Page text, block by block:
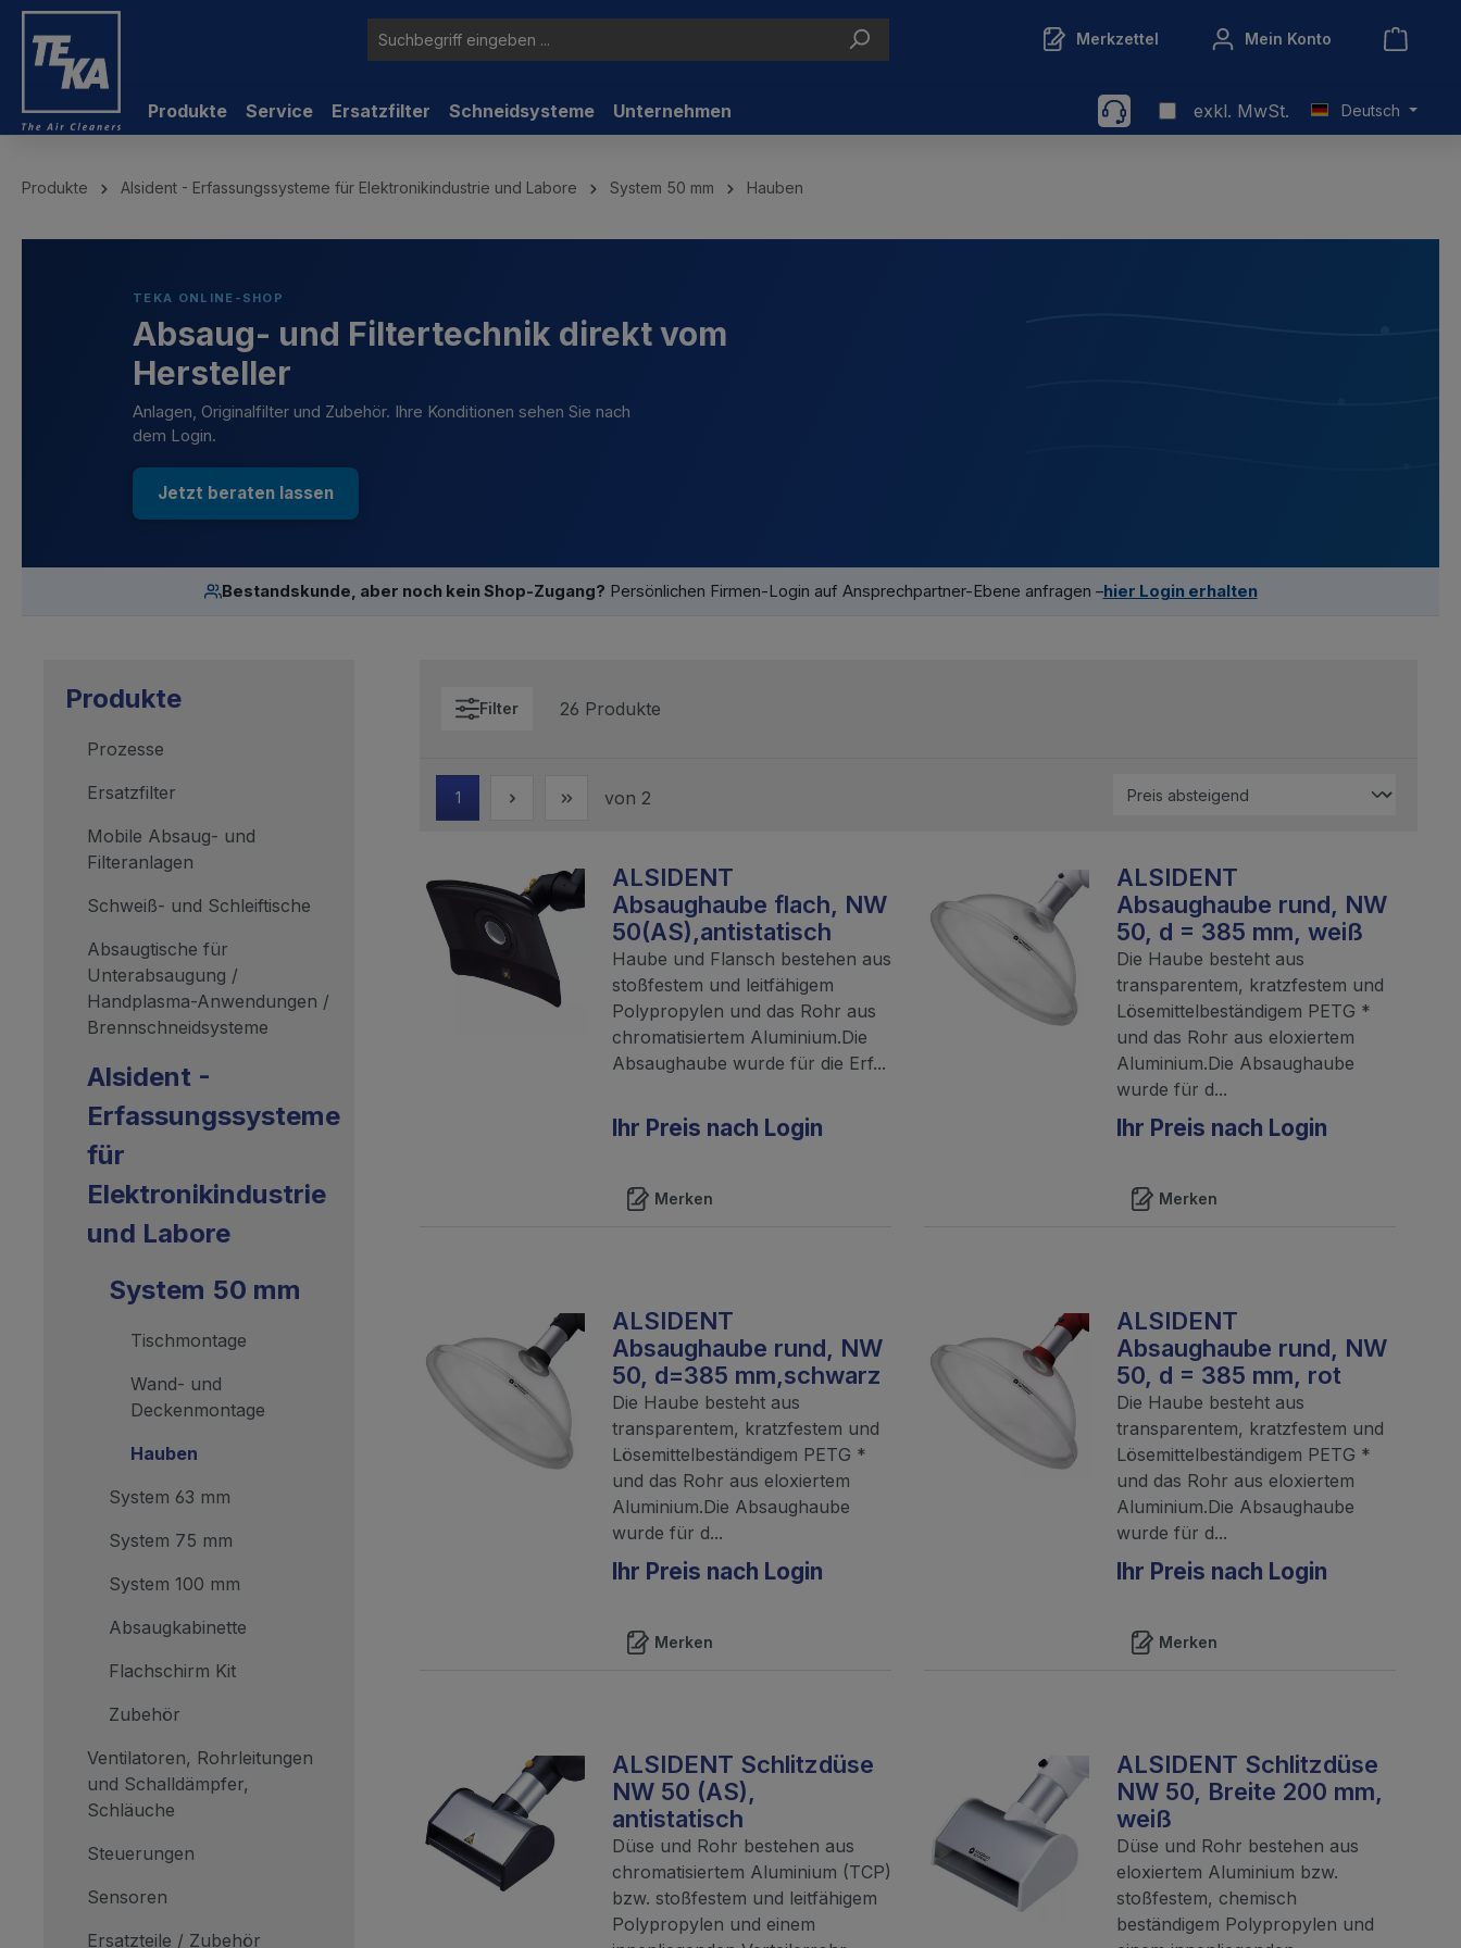
Merkzettel Mein Konto
Produkte Service Ersatzfilter Schneidsysteme Unternehmen exkl. MwSt. Deutsch
Produkte Alsident - Erfassungssysteme für Elektronikindustrie und Labore System 50 mm Hauben
TEKA ONLINE-SHOP
Absaug- und Filtertechnik direkt vom
Hersteller
Anlagen, Originalfilter und Zubehör. Ihre Konditionen sehen Sie nach
dem Login.
Jetzt beraten lassen
Bestandskunde, aber noch kein Shop-Zugang? Persönlichen Firmen-Login auf Ansprechpartner-Ebene anfragen –hier Login erhalten
Produkte
Prozesse
Ersatzfilter
Mobile Absaug- und
Filteranlagen
Schweiß- und Schleiftische
Absaugtische für
Unterabsaugung /
Handplasma-Anwendungen /
Brennschneidsysteme
Alsident -
Erfassungssysteme
für
Elektronikindustrie
und Labore
System 50 mm
Tischmontage
Wand- und
Deckenmontage
Hauben
System 63 mm
System 75 mm
System 100 mm
Absaugkabinette
Flachschirm Kit
Zubehör
Ventilatoren, Rohrleitungen
und Schalldämpfer,
Schläuche
Steuerungen
Sensoren
Ersatzteile / Zubehör
Filter 26 Produkte
1 von 2
ALSIDENT
Absaughaube flach, NW
50(AS),antistatisch
Haube und Flansch bestehen aus
stoßfestem und leitfähigem
Polypropylen und das Rohr aus
chromatisiertem Aluminium.Die
Absaughaube wurde für die Erf...
Ihr Preis nach Login
Merken
ALSIDENT
Absaughaube rund, NW
50, d = 385 mm, weiß
Die Haube besteht aus
transparentem, kratzfestem und
Lösemittelbeständigem PETG *
und das Rohr aus eloxiertem
Aluminium.Die Absaughaube
wurde für d...
Ihr Preis nach Login
Merken
ALSIDENT
Absaughaube rund, NW
50, d=385 mm,schwarz
Die Haube besteht aus
transparentem, kratzfestem und
Lösemittelbeständigem PETG *
und das Rohr aus eloxiertem
Aluminium.Die Absaughaube
wurde für d...
Ihr Preis nach Login
Merken
ALSIDENT
Absaughaube rund, NW
50, d = 385 mm, rot
Die Haube besteht aus
transparentem, kratzfestem und
Lösemittelbeständigem PETG *
und das Rohr aus eloxiertem
Aluminium.Die Absaughaube
wurde für d...
Ihr Preis nach Login
Merken
ALSIDENT Schlitzdüse
NW 50 (AS),
antistatisch
Düse und Rohr bestehen aus
chromatisiertem Aluminium (TCP)
bzw. stoßfestem und leitfähigem
Polypropylen und einem
ALSIDENT Schlitzdüse
NW 50, Breite 200 mm,
weiß
Düse und Rohr bestehen aus
eloxiertem Aluminium bzw.
stoßfestem, chemisch
beständigem Polypropylen und